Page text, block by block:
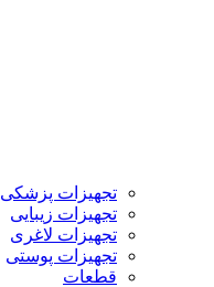
تجهیزات پزشکی
تجهیزات زیبایی
تجهیزات لاغری
تجهیزات پوستی
قطعات